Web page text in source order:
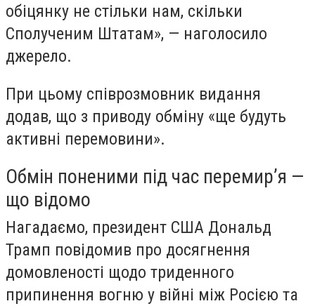
обіцянку не стільки нам, скільки
Сполученим Штатам», — наголосило
джерело.
При цьому співрозмовник видання
додав, що з приводу обміну «ще будуть
активні перемовини».
Обмін поненими під час перемир’я —
що відомо
Нагадаємо, президент США Дональд
Трамп повідомив про досягнення
домовленості щодо триденного
припинення вогню у війні між Росією та